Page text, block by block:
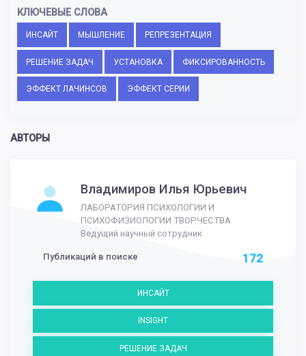
КЛЮЧЕВЫЕ СЛОВА
ИНСАЙТ МЫШЛЕНИЕ РЕПРЕЗЕНТАЦИЯ
РЕШЕНИЕ ЗАДАЧ УСТАНОВКА ФИКСИРОВАННОСТЬ
ЭФФЕКТ ЛАЧИНСОВ ЭФФЕКТ СЕРИИ
АВТОРЫ
Владимиров Илья Юрьевич
ЛАБОРАТОРИЯ ПСИХОЛОГИИ И
ПСИХОФИЗИОЛОГИИ ТВОРЧЕСТВА
Ведущий научный сотрудник
Публикаций в поиске 172
ИНСАЙТ
INSIGHT
РЕШЕНИЕ ЗАДАЧ